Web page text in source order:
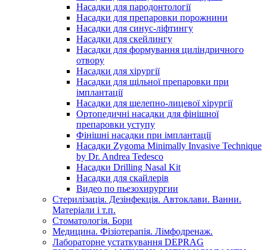
Насадки для пародонтології
Насадки для препаровки порожнини
Насадки для синус-ліфтингу
Насадки для скейлингу
Насадки для формування циліндричного
отвору
Насадки для хірургії
Насадки для щільної препаровки при
імплантації
Насадки для щелепно-лицевої хірургії
Ортопедичні насадки для фінішної
препаровки уступу
Фінішні насадки при імплантації
Насадки Zygoma Minimally Invasive Technique
by Dr. Andrea Tedesco
Насадки Drilling Nasal Kit
Насадки для скайлерів
Видео по пьезохирургии
Стерилізація. Дезінфекція. Автоклави. Ванни.
Матеріали і т.п.
Стоматологія. Бори
Медицина. Фізіотерапія. Лімфодренаж.
Лабораторне устаткування DEPRAG